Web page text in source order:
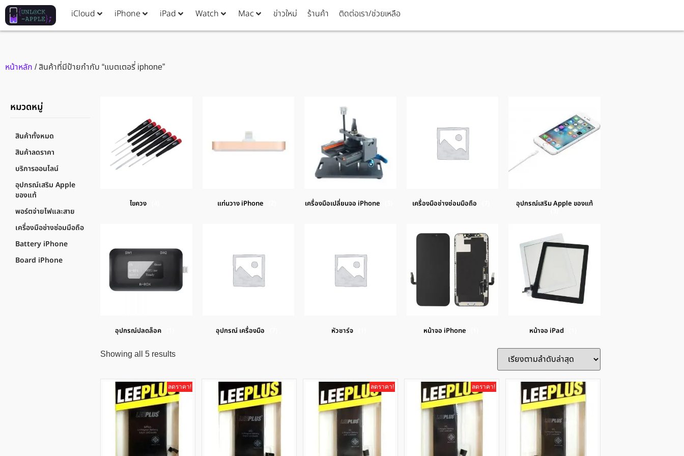
iCloud iPhone iPad Watch Mac ข่าวใหม่ ร้านค้า ติดต่อเรา/ช่วยเหลือ
หน้าหลัก / สินค้าที่มีป้ายกำกับ “แบตเตอรี่ iphone”
หมวดหมู่
สินค้าทั้งหมด
สินค้าลดราคา
บริการออนไลน์
อุปกรณ์เสริม Apple
ของแท้
พอร์ตจ่ายไฟและสาย
เครื่องมือช่างซ่อมมือถือ
Battery iPhone
Board iPhone
ไขควง แท่นวาง iPhone เครื่องมือเปลี่ยนจอ iPhone เครื่องมือช่างซ่อมมือถือ อุปกรณ์เสริม Apple ของแท้
อุปกรณ์ปลดล็อค อุปกรณ์ เครื่องมือ หัวชาร์จ หน้าจอ iPhone หน้าจอ iPad
Showing all 5 results
ลดราคา! ลดราคา! ลดราคา!